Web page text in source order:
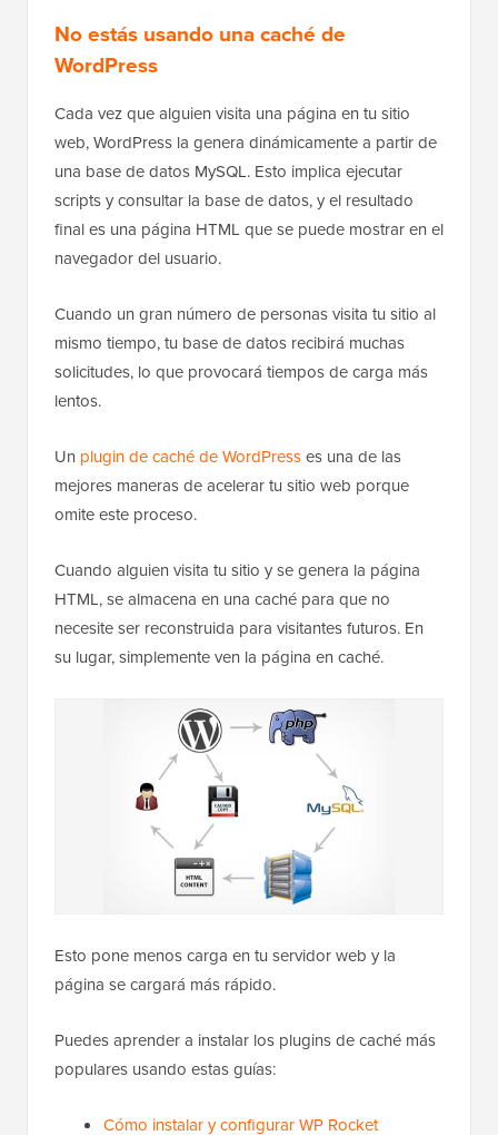
No estás usando una caché de
WordPress
Cada vez que alguien visita una página en tu sitio
web, WordPress la genera dinámicamente a partir de
una base de datos MySQL. Esto implica ejecutar
scripts y consultar la base de datos, y el resultado
final es una página HTML que se puede mostrar en el
navegador del usuario.
Cuando un gran número de personas visita tu sitio al
mismo tiempo, tu base de datos recibirá muchas
solicitudes, lo que provocará tiempos de carga más
lentos.
Un plugin de caché de WordPresses una de las
mejores maneras de acelerar tu sitio web porque
omite este proceso.
Cuando alguien visita tu sitio y se genera la página
HTML, se almacena en una caché para que no
necesite ser reconstruida para visitantes futuros. En
su lugar, simplemente ven la página en caché.
Esto pone menos carga en tu servidor web y la
página se cargará más rápido.
Puedes aprender a instalar los plugins de caché más
populares usando estas guías:
Cómo instalar y configurar WP Rocket